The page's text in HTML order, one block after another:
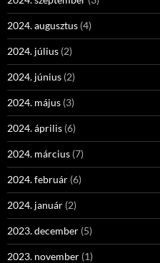
2024. augusztus (4)
2024. július (2)
2024. június (2)
2024. május (3)
2024. április (6)
2024. március (7)
2024. február (6)
2024. január (2)
2023. december (5)
2023. november (1)